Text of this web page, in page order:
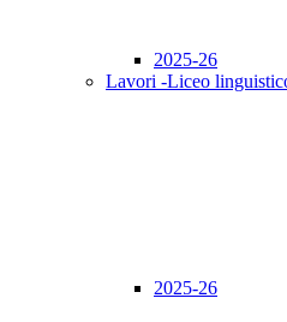
2025-26
Lavori -Liceo
2025-26